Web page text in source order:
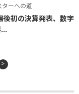
ーへの道
後初の決算発表、数字